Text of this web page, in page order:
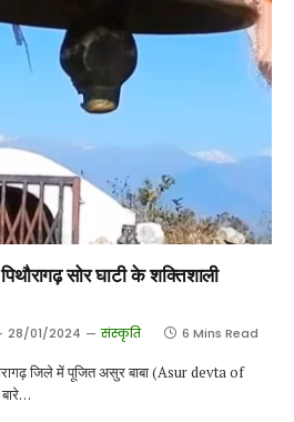
सोर घाटी के शक्तिशाली
28/01/2024 संस्कृति 6 Mins Read
जिले में पूजित असुर बाबा (Asur devta of